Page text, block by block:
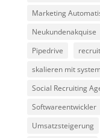
Marketing
Neukundenakquise
Pipedrive
skalieren mit system
Social Recruiting
Softwareentwickler
Umsatzsteigerung